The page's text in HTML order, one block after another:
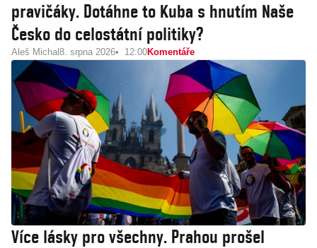
pravičáky. Dotáhne to Kuba s hnutím Naše
Česko do celostátní politiky?
Aleš Michal 8. srpna 2026 12:00Komentáře
Více lásky pro všechny. Prahou prošel